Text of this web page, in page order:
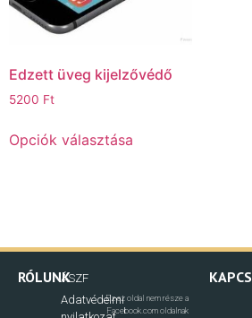
Edzett üveg kijelzővédő
5200 Ft
Opciók választása
RÓLUNKÁSZF
AdatvédelmiEz az oldal nem része a
Facebook.com oldalnak